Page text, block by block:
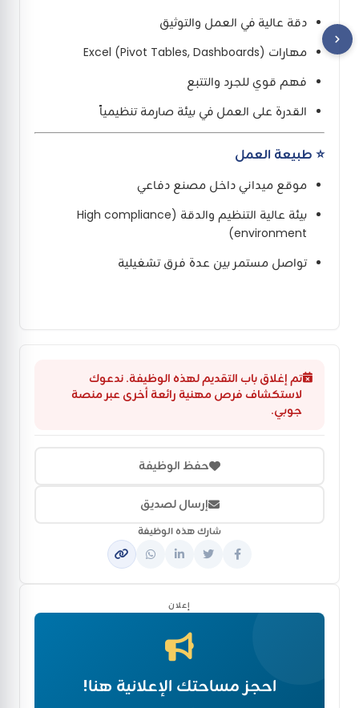
تم إغلاق باب التقديم لهذه الوظيفة. ندعوك
لاستكشاف فرص مهنية رائعة أخرى عبر منصة
جوبي.
حفظ الوظيفة
إرسال لصديق
شارك هذه الوظيفة
إعلان
احجز مساحتك الإعلانية هنا!
دقة عالية في العمل والتوثيق
مهارات Excel (Pivot Tables, Dashboards)
فهم قوي للجرد والتتبع
القدرة على العمل في بيئة صارمة تنظيمياً
⭐ طبيعة العمل
موقع ميداني داخل مصنع دفاعي
بيئة عالية التنظيم والدقة (High compliance
environment)
تواصل مستمر بين عدة فرق تشغيلية